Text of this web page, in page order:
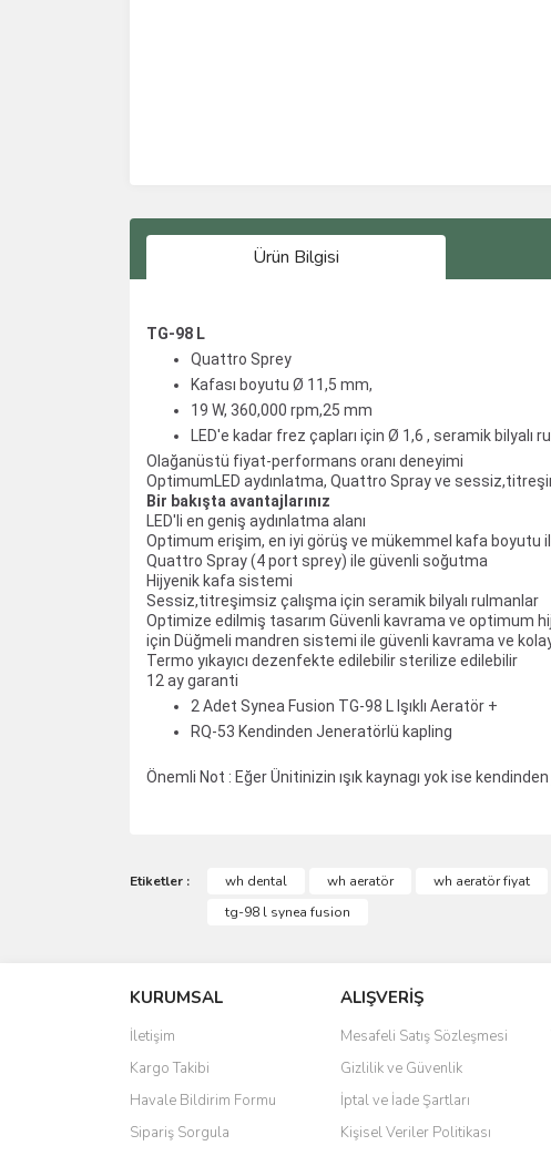
Ürün Bilgisi
TG-98 L
Quattro Sprey
Kafası boyutu Ø 11,5 mm,
19 W, 360,000 rpm,25 mm
LED'e kadar frez çapları için Ø 1,6 , seramik bilyalı
Olağanüstü fiyat-performans oranı deneyimi
OptimumLED aydınlatma, Quattro Spray ve
Bir bakışta avantajlarınız
LED'li en geniş aydınlatma alanı
Optimum erişim, en iyi görüş ve mükemmel kafa boyutu
Quattro Spray (4 port sprey) ile güvenli soğutma
Hijyenik kafa sistemi
Sessiz,titreşimsiz çalışma için seramik bilyalı rulmanlar
Optimize edilmiş tasarım Güvenli kavrama ve optimum
için Düğmeli mandren sistemi ile güvenli kavrama ve
Termo yıkayıcı dezenfekte edilebilir sterilize edilebilir
12 ay garanti
2 Adet Synea Fusion TG-98 L Işıklı Aeratör +
RQ-53 Kendinden Jeneratörlü kapling
Önemli Not : Eğer Ünitinizin ışık kaynagı yok ise
Görüş ve önerileriniz için teşekkür ederiz.
Ürün bilgilerinde hatalar bulunuyor.
Ürün fiyatı diğer sitelerden daha pahalı.
Bu ürüne benzer farklı alternatifler olmalı.
Etiketler : wh dental wh aeratör wh aeratör fiyat
tg-98 l synea fusion
KURUMSAL
İletişim
Kargo Takibi
Havale Bildirim Formu
Sipariş Sorgula
ALIŞVERİŞ
Mesafeli Satış Sözleşmesi
Gizlilik ve Güvenlik
İptal ve İade Şartları
Kişisel Veriler Politikası